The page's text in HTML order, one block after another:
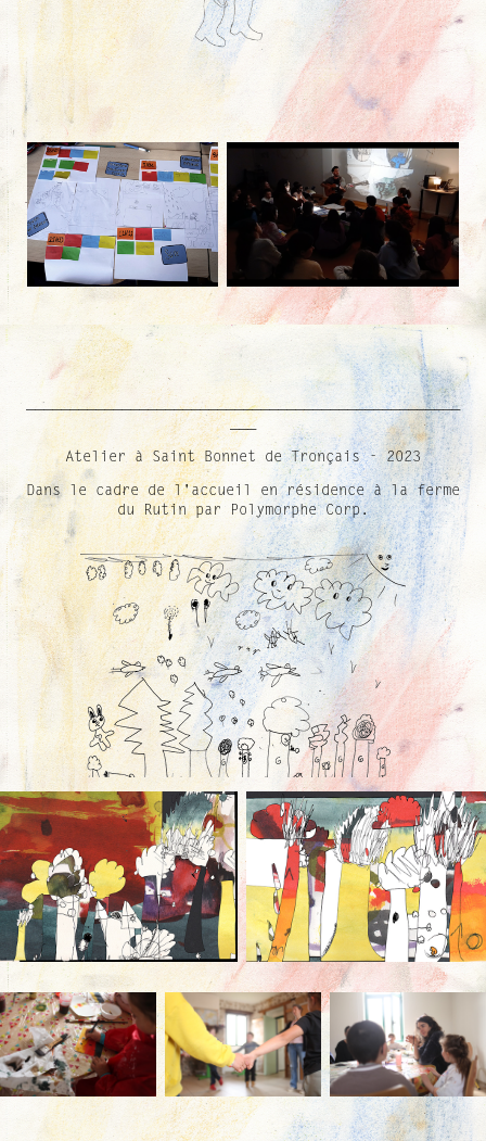
__________________________________________________
___
Atelier à Saint Bonnet de Tronçais - 2023
Dans le cadre de l'accueil en résidence à la ferme
du Rutin par Polymorphe Corp.